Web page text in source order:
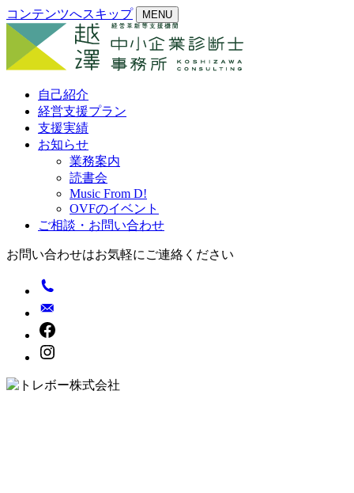
コンテンツへスキップ MENU
自己紹介
経営支援プラン
支援実績
お知らせ
業務案内
読書会
Music From D!
OVFのイベント
ご相談・お問い合わせ
お問い合わせはお気軽にご連絡ください